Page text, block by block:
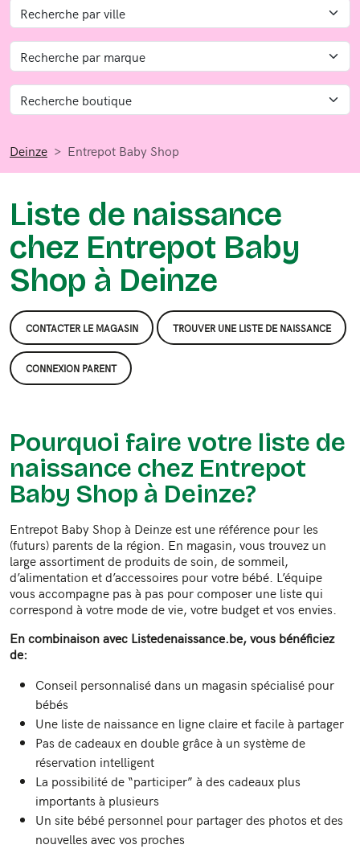
Deinze Entrepot Baby Shop
Liste de naissance
chez Entrepot Baby
Shop à Deinze
CONTACTER LE MAGASIN TROUVER UNE LISTE DE NAISSANCE
CONNEXION PARENT
Pourquoi faire votre liste de
naissance chez Entrepot
Baby Shop à Deinze?
Entrepot Baby Shop à Deinze est une référence pour les
(futurs) parents de la région. En magasin, vous trouvez un
large assortiment de produits de soin, de sommeil,
d’alimentation et d’accessoires pour votre bébé. L’équipe
vous accompagne pas à pas pour composer une liste qui
correspond à votre mode de vie, votre budget et vos envies.
En combinaison avec Listedenaissance.be, vous bénéficiez
de:
Conseil personnalisé dans un magasin spécialisé pour
bébés
Une liste de naissance en ligne claire et facile à partager
Pas de cadeaux en double grâce à un système de
réservation intelligent
La possibilité de “participer” à des cadeaux plus
importants à plusieurs
Un site bébé personnel pour partager des photos et des
nouvelles avec vos proches